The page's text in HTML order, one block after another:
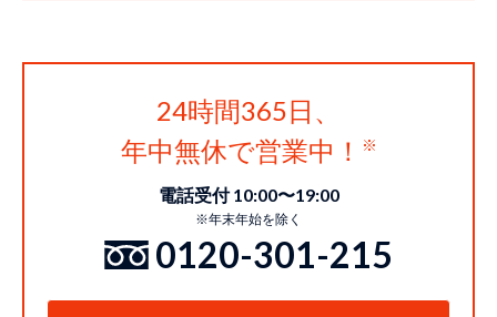
24時間365日、
年中無休で営業中！
電話受付 10:00〜19:00
※年末年始を除く
0120-301-215